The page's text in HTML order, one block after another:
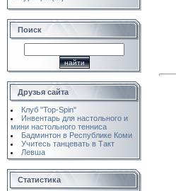
Поиск
Друзья сайта
Клуб "Top-Spin"
Инвентарь для настольного и
мини настольного тенниса
Бадминтон в Республике Коми
Учитесь танцевать в Такт
Левша
Статистика